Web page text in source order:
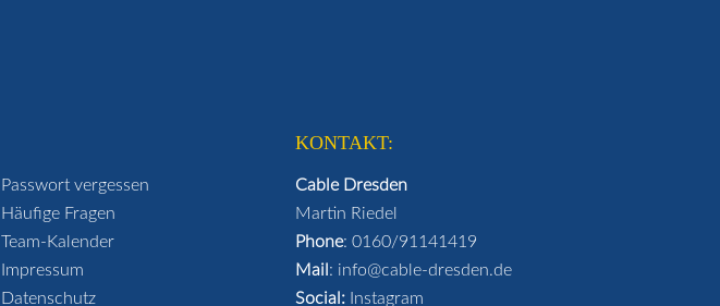
Passwort vergessen
Häufige Fragen
Team-Kalender
Impressum
Datenschutz
KONTAKT:
Cable Dresden
Martin Riedel
Phone: 0160/91141419
Mail : info@cable-dresden.de
Social: Instagram